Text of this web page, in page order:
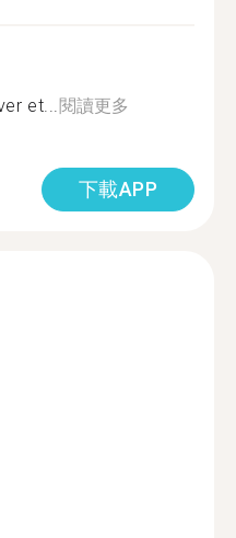
et...閱讀更多
下載APP